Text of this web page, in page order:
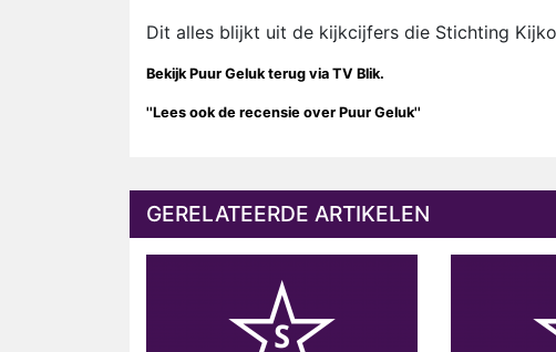
Dit alles blijkt uit de kijkcijfers die Stichting
Bekijk Puur Geluk terug via TV Blik.
''Lees ook de recensie over Puur Geluk''
GERELATEERDE ARTIKELEN